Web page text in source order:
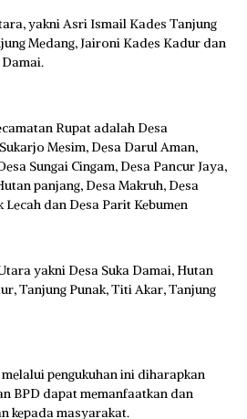
yakni Asri Ismail Kades Tanjung
Medang, Jaironi Kades Kadur dan
Rupat adalah Desa
Mesim, Desa Darul Aman,
Sungai Cingam, Desa Pancur Jaya,
panjang, Desa Makruh, Desa
Lecah dan Desa Parit Kebumen
yakni Desa Suka Damai, Hutan
Tanjung Punak, Titi Akar, Tanjung
pengukuhan ini diharapkan
BPD dapat memanfaatkan dan
kepada masyarakat.